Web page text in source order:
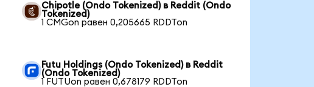
Chipotle (Ondo Tokenized) в Reddit (Ondo
Tokenized)
1 CMGon равен 0,205665 RDDTon
Futu Holdings (Ondo Tokenized) в Reddit
(Ondo Tokenized)
1 FUTUon равен 0,678179 RDDTon